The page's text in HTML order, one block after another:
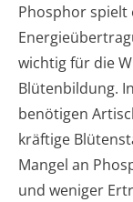
Phosphor spielt
wichtig für die
Blütenbildung.
benötigen
kräftige
Mangel an
und weniger